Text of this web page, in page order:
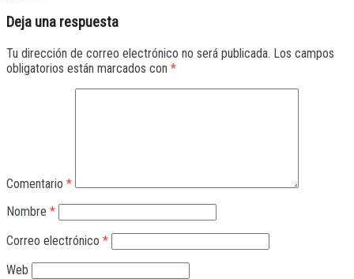
Deja una respuesta
Tu dirección de correo electrónico no será publicada. Los campos
obligatorios están marcados con *
Comentario *
Nombre *
Correo electrónico *
Web